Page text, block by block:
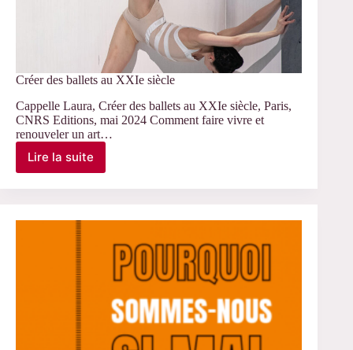
Créer des ballets au XXIe siècle
Cappelle Laura, Créer des ballets au XXIe siècle, Paris,
CNRS Editions, mai 2024 Comment faire vivre et
renouveler un art…
Lire la suite
Créer
XXIe
siècle